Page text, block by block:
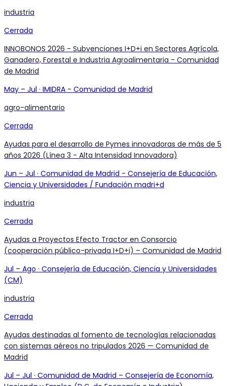
industria
Cerrada
INNOBONOS 2026 - Subvenciones I+D+i en Sectores Agrícola,
Ganadero, Forestal e Industria Agroalimentaria - Comunidad
de Madrid
May – Jul · IMIDRA - Comunidad de Madrid
agro-alimentario
Cerrada
Ayudas para el desarrollo de Pymes innovadoras de más de 5
años 2026 (Línea 3 - Alta Intensidad Innovadora)
Jun – Jul · Comunidad de Madrid - Consejería de Educación,
Ciencia y Universidades / Fundación madri+d
industria
Cerrada
Ayudas a Proyectos Efecto Tractor en Consorcio
(cooperación público-privada I+D+i) – Comunidad de Madrid
Jul – Ago · Consejería de Educación, Ciencia y Universidades
(CM)
industria
Cerrada
Ayudas destinadas al fomento de tecnologías relacionadas
con sistemas aéreos no tripulados 2026 — Comunidad de
Madrid
Jul – Jul · Comunidad de Madrid – Consejería de Economía,